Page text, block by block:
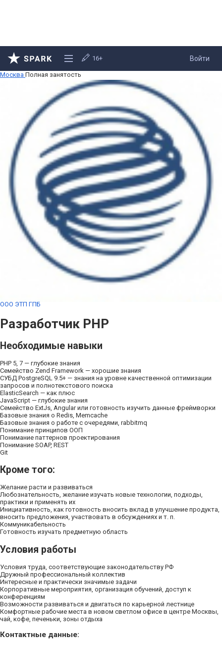
Войти
16+
Москва Полная занятость
ООО ЭТП ГПБ
Разработчик PHP
Необходимые навыки
PHP 5, 7 — глубокие знания
Семейство Zend Framework — хорошие знания
СУБД PostgreSQL 9.5+ — знания на уровне качественной оптимизации
запросов и полнотекстового поиска
ElasticSearch — как плюс
JavaScript — глубокие знания
Семейство ExtJs, Angular или готовность изучить данные фреймворки
Базовые знания о Redis, Memcache
Базовые знания о работе с очередями, rabbitmq
Понимание принципов ООП
Понимание паттернов проектирования
Понимание SOAP, REST
Git
Кроме того:
Желание расти и развиваться
Любознательность, желание изучать новые технологии, подходы,
практики и применять их
Инициативность, как готовность вносить вклад в улучшение продукта,
вносить предложения, участвовать в обсуждениях и т. п.
Коммуникабельность
Готовность изучать предметную область
Условия работы
Условия труда, соответствующие законодательству РФ
Дружный профессиональный коллектив
Интересные и практически значимые задачи
Корпоративные мероприятия, организация обучений, доступ к
конференциям
Возможности развиваться и двигаться по карьерной лестнице
Комфортные рабочие места в новом светлом офисе в центре Москвы,
чай, кофе, печеньки, зоны отдыха
Контактные данные: